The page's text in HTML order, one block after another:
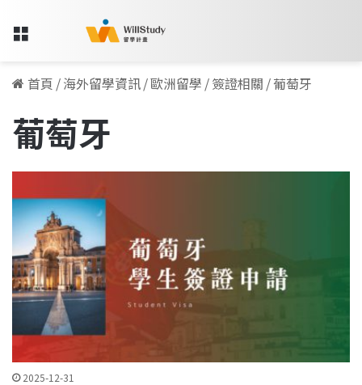
Menu
首頁 /海外留學資訊/歐洲留學 /簽證相關 /葡萄牙
葡萄牙
2025-12-31